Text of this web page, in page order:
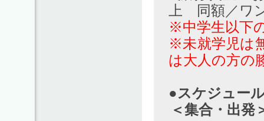
上 同額／ワ
※中学生以下
※未就学児は
は大人の方の
●スケジュー
＜集合・出発